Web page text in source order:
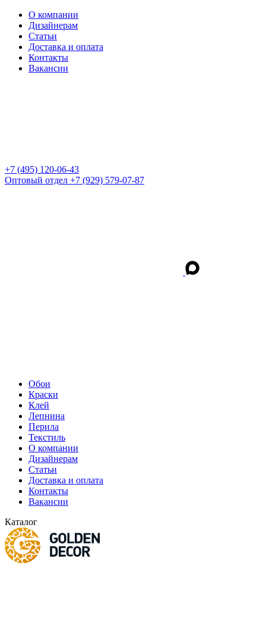
О компании
Дизайнерам
Статьи
Доставка и оплата
Контакты
Вакансии
+7 (495) 120-06-43
Оптовый отдел +7 (929) 579-07-87
Обои
Краски
Клей
Лепнина
Перила
Текстиль
О компании
Дизайнерам
Статьи
Доставка и оплата
Контакты
Вакансии
Каталог